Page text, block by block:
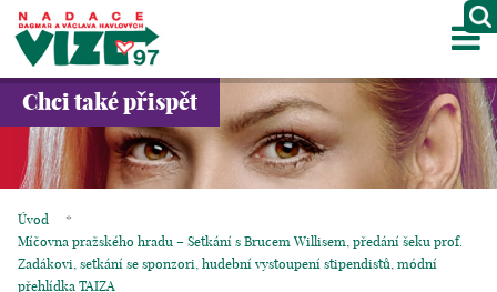
O NÁS
PROJEKTY
GALERIE
Chci také přispět
Úvod
*
Míčovna pražského hradu – Setkání s Brucem Willisem, předání šeku prof.
Zadákovi, setkání se sponzori, hudební vystoupení stipendistů, módní
přehlídka TAIZA